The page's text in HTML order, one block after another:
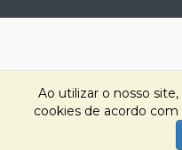
Ao utilizar o nosso
cookies de acordo com